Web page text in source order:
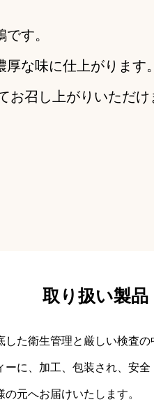
す。
な味に仕上がります。
召し上がりいただけ
取り扱い製品
した衛生管理と厳しい検査の
ーに、加工、包装され、安全
の元へお届けいたします。